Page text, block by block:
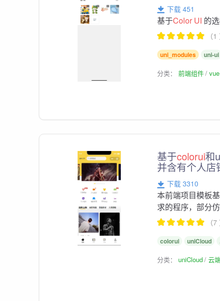
下载 451
基于Color UI 的
（
uni_modules uni-ui
分类：前端组件
基于colorui和
并含有个人店
下载 3310
本前端项目模板
求的程序，部分
（
colorui uniCloud
分类：uniCloud 云